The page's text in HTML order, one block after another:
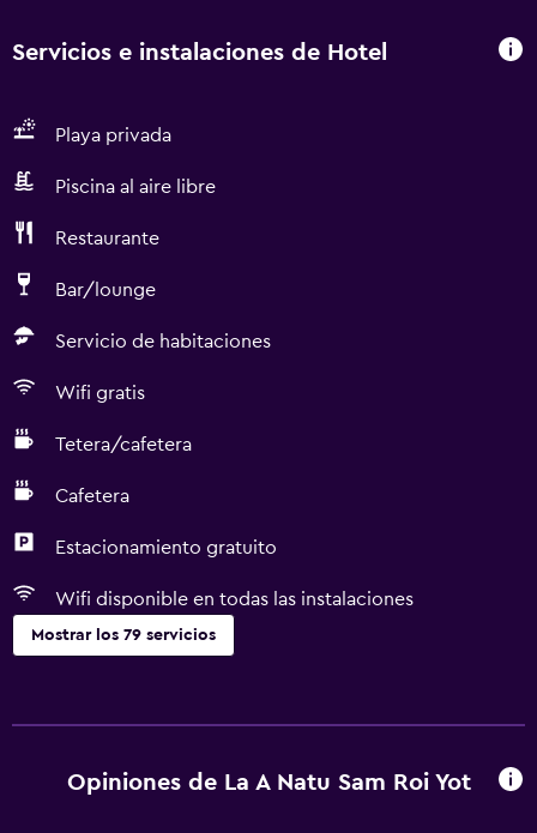
Servicios e instalaciones de Hotel
Playa privada
Piscina al aire libre
Restaurante
Bar/lounge
Servicio de habitaciones
Wifi gratis
Tetera/cafetera
Cafetera
Estacionamiento gratuito
Wifi disponible en todas las instalaciones
Mostrar los 79 servicios
Wifi gratis
Opiniones de La A Natu Sam Roi Yot